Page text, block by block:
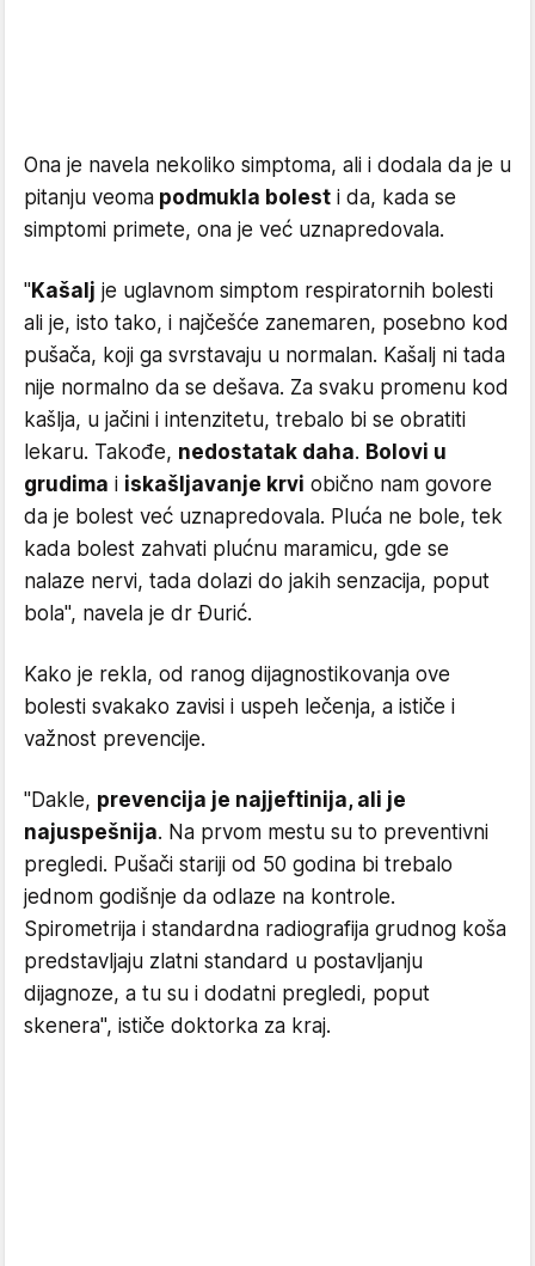
Ona je navela nekoliko simptoma, ali i dodala da je u
pitanju veoma podmukla bolest i da, kada se
simptomi primete, ona je već uznapredovala.
"Kašalj je uglavnom simptom respiratornih bolesti
ali je, isto tako, i najčešće zanemaren, posebno kod
pušača, koji ga svrstavaju u normalan. Kašalj ni tada
nije normalno da se dešava. Za svaku promenu kod
kašlja, u jačini i intenzitetu, trebalo bi se obratiti
lekaru. Takođe, nedostatak daha. Bolovi u
grudima i iskašljavanje krvi obično nam govore
da je bolest već uznapredovala. Pluća ne bole, tek
kada bolest zahvati plućnu maramicu, gde se
nalaze nervi, tada dolazi do jakih senzacija, poput
bola", navela je dr Đurić.
Kako je rekla, od ranog dijagnostikovanja ove
bolesti svakako zavisi i uspeh lečenja, a ističe i
važnost prevencije.
"Dakle, prevencija je najjeftinija, ali je
najuspešnija. Na prvom mestu su to preventivni
pregledi. Pušači stariji od 50 godina bi trebalo
jednom godišnje da odlaze na kontrole.
Spirometrija i standardna radiografija grudnog koša
predstavljaju zlatni standard u postavljanju
dijagnoze, a tu su i dodatni pregledi, poput
skenera", ističe doktorka za kraj.